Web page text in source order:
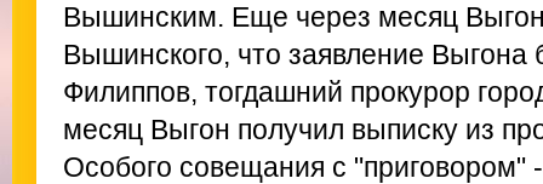
Вышинским. Еще через месяц
Вышинского, что заявление Выгона
Филиппов, тогдашний прокурор
месяц Выгон получил выписку из
Особого совещания с "приговором"